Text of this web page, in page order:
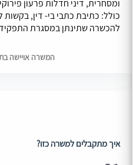
ומסחרית, דיני חדלות פרעון
כולל: כתיבת כתבי בי- דין,
להכשרה שתינתן במסגרת
המשרה אויישה בתאריך
איך מתקבלים למשרה כזו?